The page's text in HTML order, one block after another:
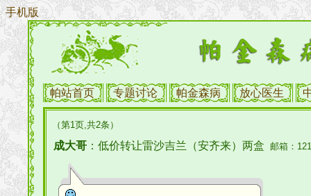
手机版
帕站首页 专题讨论 帕金森病 放心医生
（第1页,共2条）
成大哥 ：低价转让雷沙吉兰（安齐来）两盒 邮箱：